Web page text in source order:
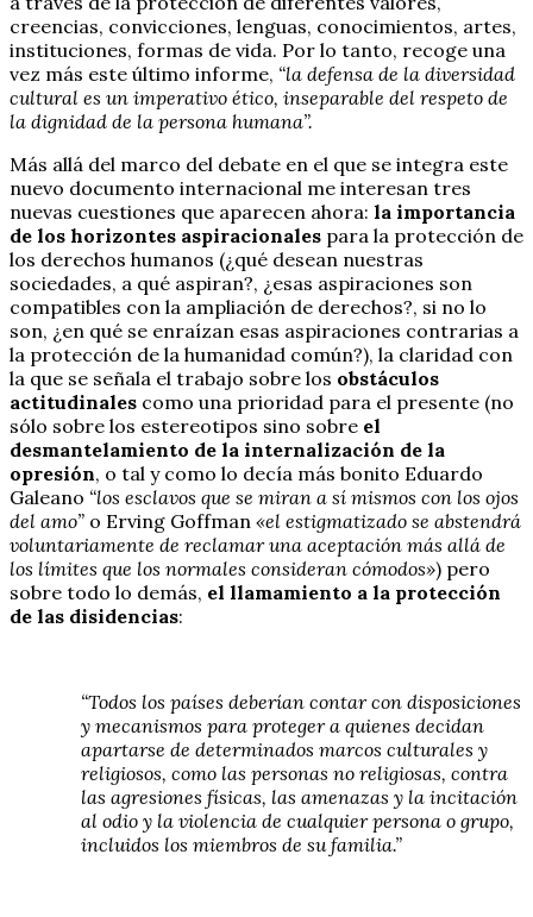
creencias, convicciones, lenguas, conocimientos, artes,
instituciones, formas de vida. Por lo tanto, recoge una
vez más este último informe, “la defensa de la diversidad
cultural es un imperativo ético, inseparable del respeto de
la dignidad de la persona humana”.
Más allá del marco del debate en el que se integra este
nuevo documento internacional me interesan tres
nuevas cuestiones que aparecen ahora: la importancia
de los horizontes aspiracionales para la protección de
los derechos humanos (¿qué desean nuestras
sociedades, a qué aspiran?, ¿esas aspiraciones son
compatibles con la ampliación de derechos?, si no lo
son, ¿en qué se enraízan esas aspiraciones contrarias a
la protección de la humanidad común?), la claridad con
la que se señala el trabajo sobre los obstáculos
actitudinales como una prioridad para el presente (no
sólo sobre los estereotipos sino sobre el
desmantelamiento de la internalización de la
opresión, o tal y como lo decía más bonito Eduardo
Galeano “los esclavos que se miran a sí mismos con los ojos
del amo” o Erving Goffman «el estigmatizado se abstendrá
voluntariamente de reclamar una aceptación más allá de
los límites que los normales consideran cómodos») pero
sobre todo lo demás, el llamamiento a la protección
de las disidencias:
“Todos los países deberían contar con disposiciones
y mecanismos para proteger a quienes decidan
apartarse de determinados marcos culturales y
religiosos, como las personas no religiosas, contra
las agresiones físicas, las amenazas y la incitación
al odio y la violencia de cualquier persona o grupo,
incluidos los miembros de su familia.”